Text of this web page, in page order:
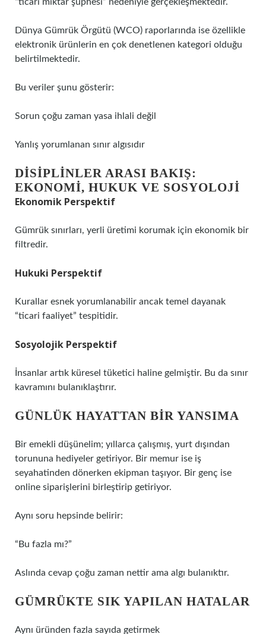
Dünya Gümrük Örgütü (WCO) raporlarında ise özellikle
elektronik ürünlerin en çok denetlenen kategori olduğu
belirtilmektedir.
Bu veriler şunu gösterir:
Sorun çoğu zaman yasa ihlali değil
Yanlış yorumlanan sınır algısıdır
DISIPLINLER ARASI BAKIŞ:
EKONOMI, HUKUK VE SOSYOLOJI
Ekonomik Perspektif
Gümrük sınırları, yerli üretimi korumak için ekonomik bir
filtredir.
Hukuki Perspektif
Kurallar esnek yorumlanabilir ancak temel dayanak
“ticari faaliyet” tespitidir.
Sosyolojik Perspektif
İnsanlar artık küresel tüketici haline gelmiştir. Bu da sınır
kavramını bulanıklaştırır.
GÜNLÜK HAYATTAN BIR YANSIMA
Bir emekli düşünelim; yıllarca çalışmış, yurt dışından
torununa hediyeler getiriyor. Bir memur ise iş
seyahatinden dönerken ekipman taşıyor. Bir genç ise
online siparişlerini birleştirip getiriyor.
Aynı soru hepsinde belirir:
“Bu fazla mı?”
Aslında cevap çoğu zaman nettir ama algı bulanıktır.
GÜMRÜKTE SIK YAPILAN HATALAR
Aynı üründen fazla sayıda getirmek